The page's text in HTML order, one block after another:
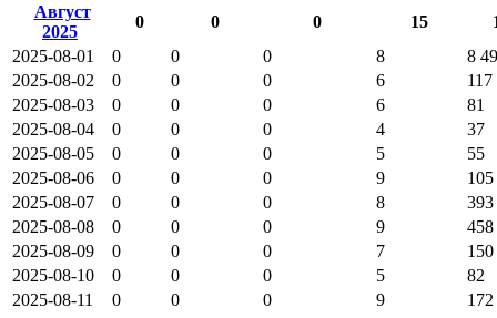
Август
2025
0 0 0 15
2025-08-01
0 0 0 8
8
2025-08-02
0 0 0 6
117
2025-08-03
0 0 0 6
81
2025-08-04
0 0 0 4
37
2025-08-05
0 0 0 5
55
2025-08-06
0 0 0 9
105
2025-08-07
0 0 0 8
393
2025-08-08
0 0 0 9
458
2025-08-09
0 0 0 7
150
2025-08-10
0 0 0 5
82
2025-08-11
0 0 0 9
172